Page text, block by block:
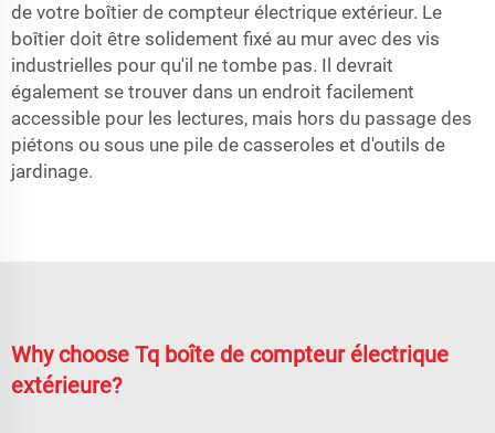
de votre boîtier de compteur électrique extérieur. Le
boîtier doit être solidement fixé au mur avec des vis
industrielles pour qu'il ne tombe pas. Il devrait
également se trouver dans un endroit facilement
accessible pour les lectures, mais hors du passage des
piétons ou sous une pile de casseroles et d'outils de
jardinage.
Why choose Tq boîte de compteur électrique
extérieure?